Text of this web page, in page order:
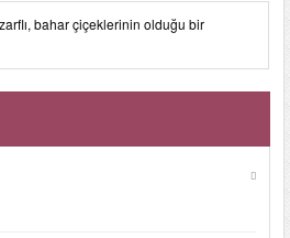
bahar çiçeklerinin olduğu bir